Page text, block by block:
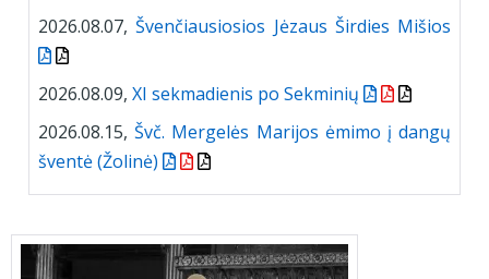
2026.08.07,Švenčiausiosios Jėzaus Širdies Mišios
2026.08.09, XI sekmadienis po Sekminių
2026.08.15,Švč. Mergelės Marijos ėmimo į dangų
šventė (Žolinė)